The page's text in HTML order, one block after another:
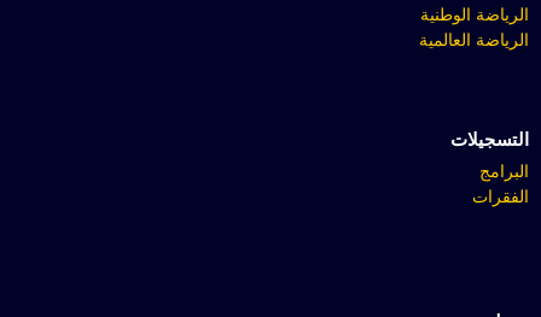
الرياضة الوطنية
الرياضة العالمية
التسجيلات
البرامج
الفقرات